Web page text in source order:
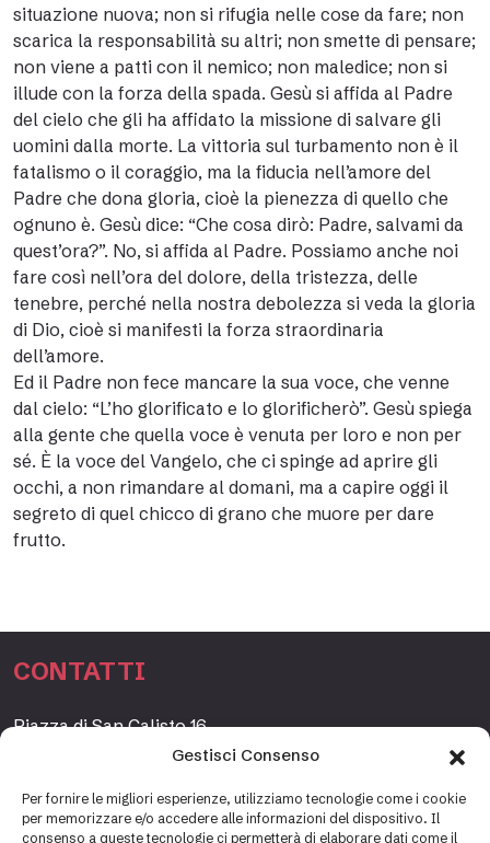
Gestisci Consenso
Per fornire le migliori esperienze, utilizziamo tecnologie come i cookie
per memorizzare e/o accedere alle informazioni del dispositivo. Il
consenso a queste tecnologie ci permetterà di elaborare dati come il
situazione nuova; non si rifugia nelle cose da fare; non
scarica la responsabilità su altri; non smette di pensare;
non viene a patti con il nemico; non maledice; non si
illude con la forza della spada. Gesù si affida al Padre
del cielo che gli ha affidato la missione di salvare gli
uomini dalla morte. La vittoria sul turbamento non è il
fatalismo o il coraggio, ma la fiducia nell’amore del
Padre che dona gloria, cioè la pienezza di quello che
ognuno è. Gesù dice: “Che cosa dirò: Padre, salvami da
quest’ora?”. No, si affida al Padre. Possiamo anche noi
fare così nell’ora del dolore, della tristezza, delle
tenebre, perché nella nostra debolezza si veda la gloria
di Dio, cioè si manifesti la forza straordinaria
dell’amore.
Ed il Padre non fece mancare la sua voce, che venne
dal cielo: “L’ho glorificato e lo glorificherò”. Gesù spiega
alla gente che quella voce è venuta per loro e non per
sé. È la voce del Vangelo, che ci spinge ad aprire gli
occhi, a non rimandare al domani, ma a capire oggi il
segreto di quel chicco di grano che muore per dare
frutto.
CONTATTI
Piazza di San Calisto 16,
www.fondazioneetagrande.org